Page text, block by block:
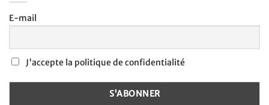
E-mail
J'accepte la politique de confidentialité